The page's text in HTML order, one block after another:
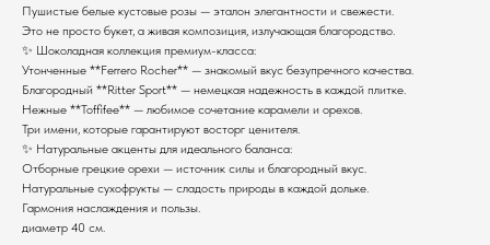
Пушистые белые кустовые розы — эталон элегантности и свежести.
Это не просто букет, а живая композиция, излучающая благородство.
✨ Шоколадная коллекция премиум-класса:
Утонченные **Ferrero Rocher** — знакомый вкус безупречного качества.
Благородный **Ritter Sport** — немецкая надежность в каждой плитке.
Нежные **Toffifee** — любимое сочетание карамели и орехов.
Три имени, которые гарантируют восторг ценителя.
✨ Натуральные акценты для идеального баланса:
Отборные грецкие орехи — источник силы и благородный вкус.
Натуральные сухофрукты — сладость природы в каждой дольке.
Гармония наслаждения и пользы.
диаметр 40 см.